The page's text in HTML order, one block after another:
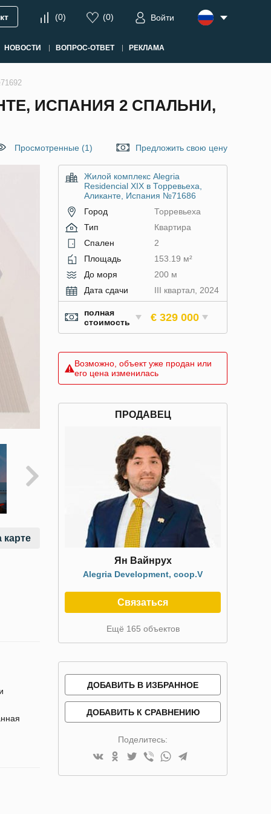
(0) (0) Войти
НОВОСТИ ВОПРОС-ОТВЕТ РЕКЛАМА
ИСПАНИЯ 2 СПАЛЬНИ,
Просмотренные (1) Предложить свою цену
карте
Жилой комплекс Alegria
Residencial XIX в Торревьеха,
Аликанте, Испания №71686
Город
Торревьеха
Тип
Квартира
Спален
2
Площадь
153.19 м²
До моря
200 м
Дата сдачи
III квартал, 2024
полная
стоимость
€ 329 000
Возможно, объект уже продан или
его цена изменилась
ПРОДАВЕЦ
Ян Вайнрух
Alegria Development, coop.V
Связаться
Ещё 165 объектов
ДОБАВИТЬ В ИЗБРАННОЕ
ДОБАВИТЬ К СРАВНЕНИЮ
Поделитесь: